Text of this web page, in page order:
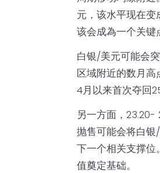
元，该水平现在
该会成為一个关键
白银/美元可能会
区域附近的数月
4月以来首次夺回
另一方面，23.20-
抛售可能会将白银
下一个相关支撑位
值奠定基础。